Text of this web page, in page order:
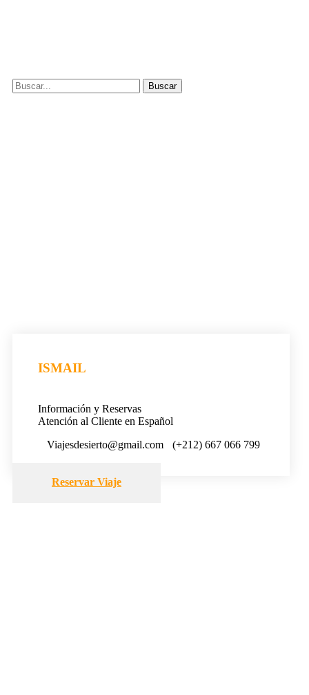
ISMAIL
Información y Reservas
Atención al Cliente en Español
Viajesdesierto@gmail.com
(+212) 667 066 799
Reservar Viaje